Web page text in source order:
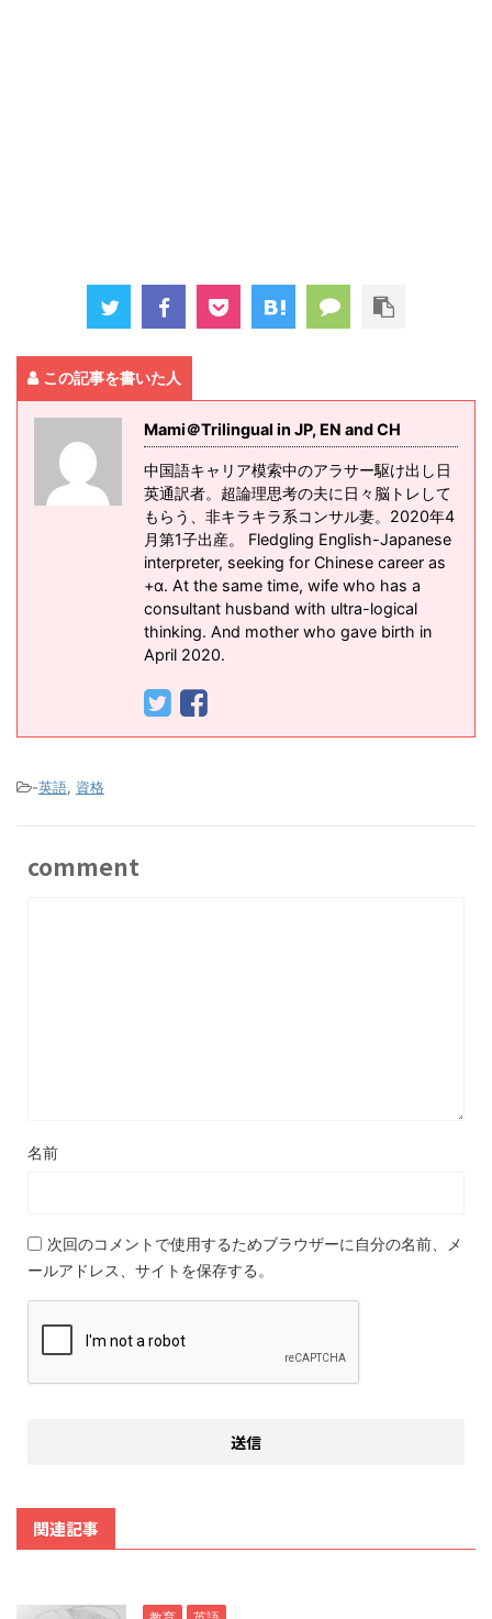
この記事を書いた人
Mami＠Trilingual in JP, EN and CH
中国語キャリア模索中のアラサー駆け出し日
英通訳者。超論理思考の夫に日々脳トレして
もらう、非キラキラ系コンサル妻。2020年4
月第1子出産。 Fledgling English-Japanese
interpreter, seeking for Chinese career as
+α. At the same time, wife who has a
consultant husband with ultra-logical
thinking. And mother who gave birth in
April 2020.
-英語, 資格
comment
名前
次回のコメントで使用するためブラウザーに自分の名前、メ
ールアドレス、サイトを保存する。
関連記事